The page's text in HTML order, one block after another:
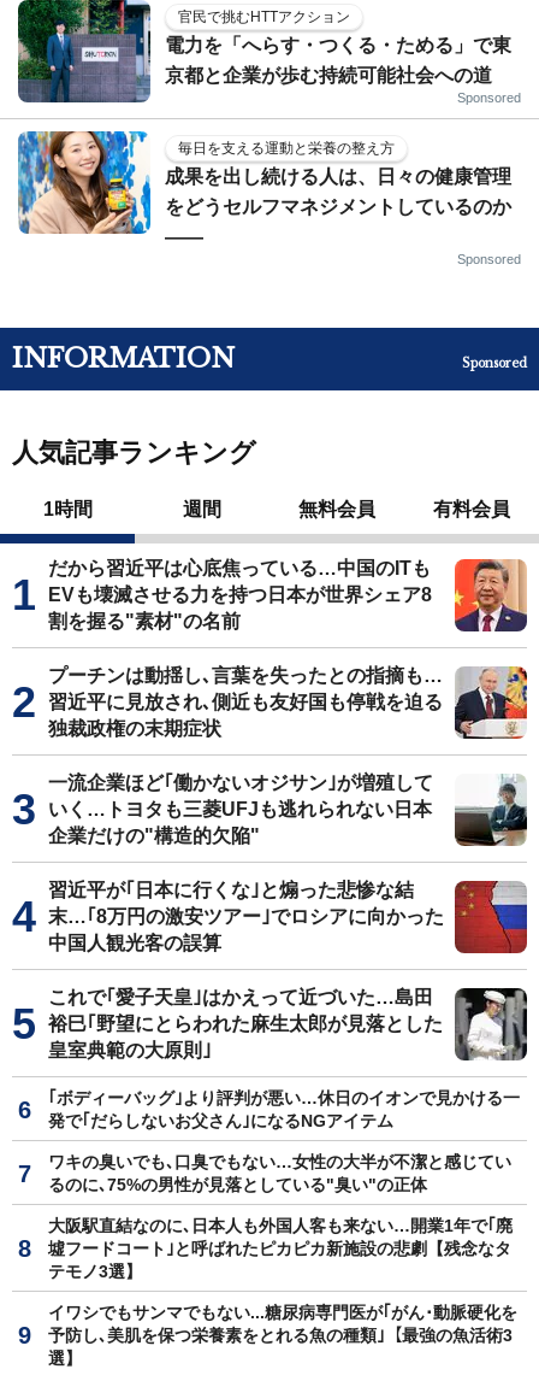
官民で挑むHTTアクション
電力を「へらす・つくる・ためる」で東
京都と企業が歩む持続可能社会への道
Sponsored
毎日を支える運動と栄養の整え方
成果を出し続ける人は、日々の健康管理
をどうセルフマネジメントしているのか
——
Sponsored
INFORMATION Sponsored
人気記事ランキング
1時間 週間 無料会員 有料会員
だから習近平は心底焦っている…中国のITも
EVも壊滅させる力を持つ日本が世界シェア8
割を握る"素材"の名前
プーチンは動揺し､言葉を失ったとの指摘も…
習近平に見放され､側近も友好国も停戦を迫る
独裁政権の末期症状
一流企業ほど｢働かないオジサン｣が増殖して
いく…トヨタも三菱UFJも逃れられない日本
企業だけの"構造的欠陥"
習近平が｢日本に行くな｣と煽った悲惨な結
末…｢8万円の激安ツアー｣でロシアに向かった
中国人観光客の誤算
これで｢愛子天皇｣はかえって近づいた…島田
裕巳｢野望にとらわれた麻生太郎が見落とした
皇室典範の大原則｣
｢ボディーバッグ｣より評判が悪い…休日のイオンで見かける一
発で｢だらしないお父さん｣になるNGアイテム
ワキの臭いでも､口臭でもない…女性の大半が不潔と感じてい
るのに､75%の男性が見落としている"臭い"の正体
大阪駅直結なのに､日本人も外国人客も来ない…開業1年で｢廃
墟フードコート｣と呼ばれたピカピカ新施設の悲劇【残念なタ
テモノ3選】
イワシでもサンマでもない...糖尿病専門医が｢がん･動脈硬化を
予防し､美肌を保つ栄養素をとれる魚の種類｣【最強の魚活術3
選】